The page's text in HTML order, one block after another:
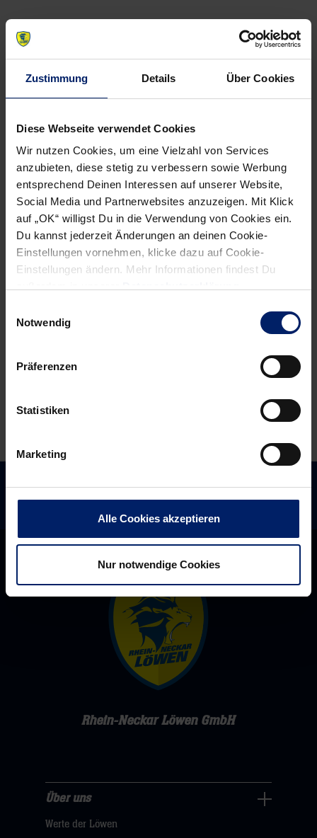
Zustimmung Details Über Cookies
Diese Webseite verwendet Cookies
Wir nutzen Cookies, um eine Vielzahl von Services
anzubieten, diese stetig zu verbessern sowie Werbung
entsprechend Deinen Interessen auf unserer Website,
Social Media und Partnerwebsites anzuzeigen. Mit Klick
auf „OK“ willigst Du in die Verwendung von Cookies ein.
Du kannst jederzeit Änderungen an deinen Cookie-
Einstellungen vornehmen, klicke dazu auf Cookie-
Einstellungen ändern. Mehr Informationen findest Du
Notwendig
Präferenzen
Statistiken
Marketing
Alle Cookies akzeptieren
Nur notwendige Cookies
informiert werden willst, kannst du den Rhein-Neckar Löwen
Post
navigation
previous
News:
Klinikum
Schloss
Lütgenhof
Alle News anzeigen
newst
News:
Löwen
vor
HBL-
Fragezeichen
Rhein-Neckar Löwen GmbH
uns
Über uns
Werte der Löwen